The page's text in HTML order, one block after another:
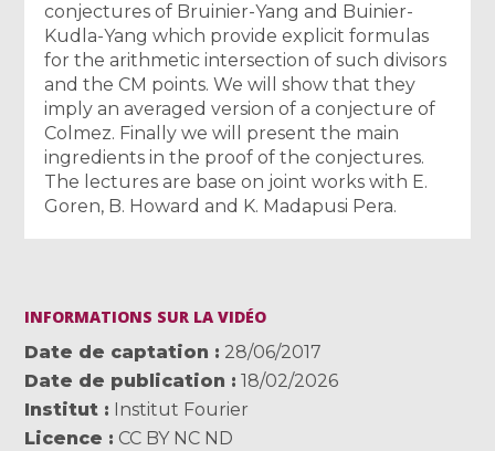
conjectures of Bruinier-Yang and Buinier-
Kudla-Yang which provide explicit formulas
for the arithmetic intersection of such divisors
and the CM points. We will show that they
imply an averaged version of a conjecture of
Colmez. Finally we will present the main
ingredients in the proof of the conjectures.
The lectures are base on joint works with E.
Goren, B. Howard and K. Madapusi Pera.
INFORMATIONS SUR LA VIDÉO
Date de captation
28/06/2017
Date de publication
18/02/2026
Institut
Institut Fourier
Licence
CC BY NC ND